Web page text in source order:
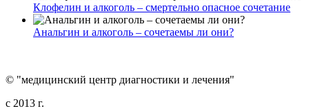
Клофелин и алкоголь – смертельно опасное сочетание
Анальгин и алкоголь – сочетаемы ли они?
© "медицинский центр диагностики и лечения"
c 2013 г.